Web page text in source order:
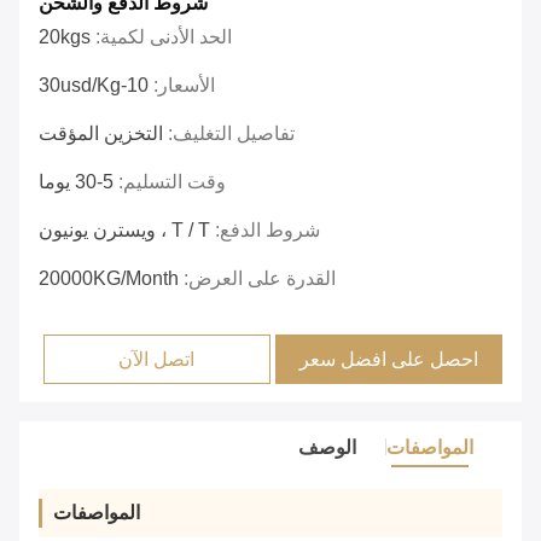
الحد الأدنى لكمية: 20kgs
الأسعار: 10-30usd/kg
تفاصيل التغليف: التخزين المؤقت
وقت التسليم: 5-30 يوما
شروط الدفع: T / T ، ويسترن يونيون
القدرة على العرض: 20000KG/Month
احصل على افضل سعر اتصل الآن
المواصفات الوصف
المواصفات